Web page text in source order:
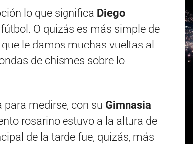
lo que significa Diego
O quizás es más simple de
le damos muchas vueltas al
de chismes sobre lo
para medirse, con su Gimnasia
rosarino estuvo a la altura de
de la tarde fue, quizás, más